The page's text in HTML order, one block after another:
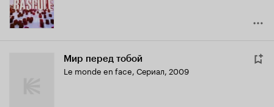
Мир перед тобой
Le monde en face, Сериал, 2009